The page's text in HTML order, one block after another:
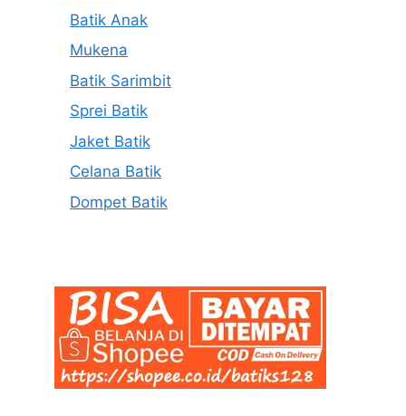
Batik Anak
Mukena
Batik Sarimbit
Sprei Batik
Jaket Batik
Celana Batik
Dompet Batik